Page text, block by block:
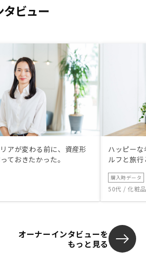
ビュー
アが変わる前に、資産形
ておきたかった。
ハッピー
ルフと旅
購入時データ
50代 / 化粧
オーナーインタビューを
もっと見る